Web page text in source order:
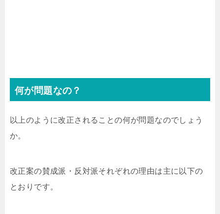
何が問題なの？
以上のように改正されることの何が問題なのでしょう
か。
改正案の賛成派・反対派それぞれの理由は主に以下の
とおりです。